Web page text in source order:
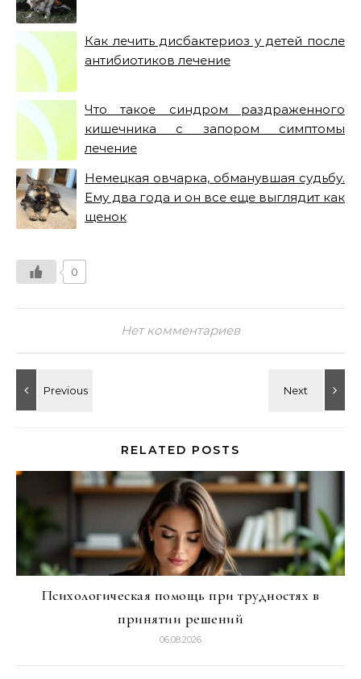
Как лечить дисбактериоз у детей после
антибиотиков лечение
Что такое синдром раздраженного
кишечника с запором симптомы
лечение
Немецкая овчарка, обманувшая судьбу.
Ему два года и он все еще выглядит как
щенок
0
Нет комментариев
RELATED POSTS
Психологическая помощь при трудностях в
принятии решений
06.08.2026